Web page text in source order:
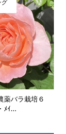
グ
薬バラ栽培６
ﾒｲ...